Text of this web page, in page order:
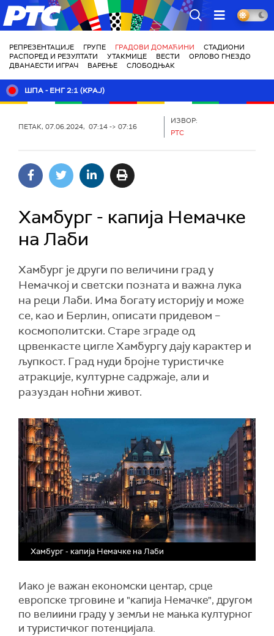
РТС
РЕПРЕЗЕНТАЦИЈЕ ГРУПЕ ГРАДОВИ ДОМАЋИНИ
СТАДИОНИ
РАСПОРЕД И РЕЗУЛТАТИ
УТАКМИЦЕ ВЕСТИ
ОРЛОВО ГНЕЗДО
ДВАНАЕСТИ ИГРАЧ
ВАРЕЊЕ СЛОБОДЊАК
ШПА - ЕНГ 2:1 (КРАЈ)
ПЕТАК, 07.06.2024, 07:14 -> 07:16
ИЗВОР:
РТС
Хамбург - капија Немачке
на Лаби
Хамбург је други по величини град у
Немачкој и светски позната и важна лука
на реци Лаби. Има богату историју и може
се, као и Берлин, описати придевом –
космополитски. Старе зграде од
црвенкасте цигле Хамбургу дају карактер и
љупкост. Град нуди бројне туристичке
атракције, културне садржаје, али и
разуздан ноћни живот.
Хамбург - капија Немачке на Лаби
Иако је важан економски центар, срце
европске трговине и "капија Немачке", другом
по велиини граду у земљи не мањка културног
и туристичког потенцијала.